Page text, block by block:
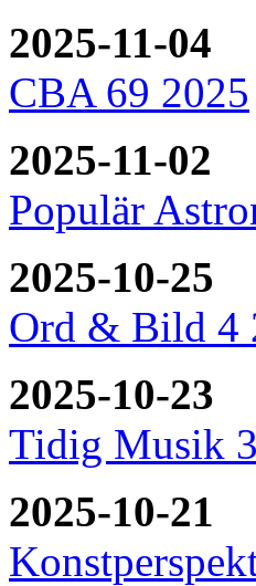
2025-11-04
CBA 69 2025
2025-11-02
Populär
2025-10-25
Ord & Bild 4
2025-10-23
Tidig Musik
2025-10-21